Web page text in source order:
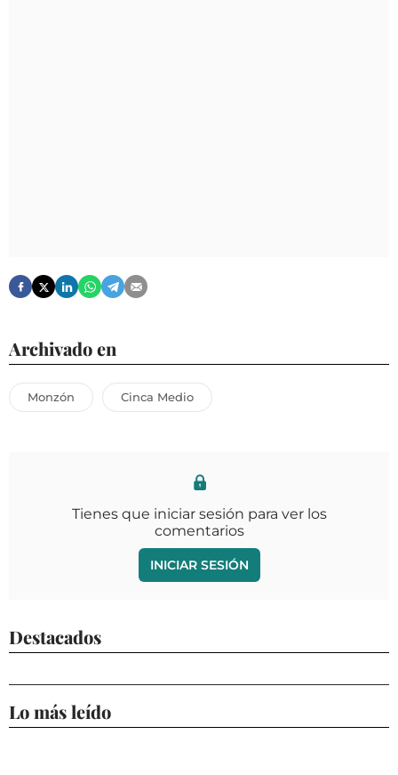
Archivado en
Monzón Cinca Medio
Tienes que iniciar sesión para ver los
comentarios
INICIAR SESIÓN
Destacados
Lo más leído